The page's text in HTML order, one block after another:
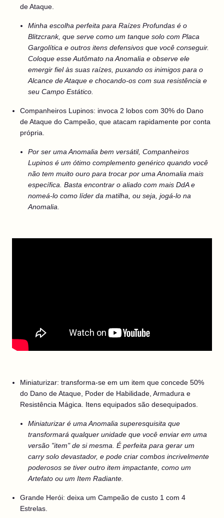
de Ataque.
Minha escolha perfeita para Raízes Profundas é o
Blitzcrank, que serve como um tanque solo com Placa
Gargolítica e outros itens defensivos que você conseguir.
Coloque esse Autômato na Anomalia e observe ele
emergir fiel às suas raízes, puxando os inimigos para o
Alcance de Ataque e chocando-os com sua resistência e
seu Campo Estático.
Companheiros Lupinos: invoca 2 lobos com 30% do Dano
de Ataque do Campeão, que atacam rapidamente por conta
própria.
Por ser uma Anomalia bem versátil, Companheiros
Lupinos é um ótimo complemento genérico quando você
não tem muito ouro para trocar por uma Anomalia mais
específica. Basta encontrar o aliado com mais DdA e
nomeá-lo como líder da matilha, ou seja, jogá-lo na
Anomalia.
Miniaturizar: transforma-se em um item que concede 50%
do Dano de Ataque, Poder de Habilidade, Armadura e
Resistência Mágica. Itens equipados são desequipados.
Miniaturizar é uma Anomalia superesquisita que
transformará qualquer unidade que você enviar em uma
versão "item" de si mesma. É perfeita para gerar um
carry solo devastador, e pode criar combos incrivelmente
poderosos se tiver outro item impactante, como um
Artefato ou um Item Radiante.
Grande Herói: deixa um Campeão de custo 1 com 4
Estrelas.